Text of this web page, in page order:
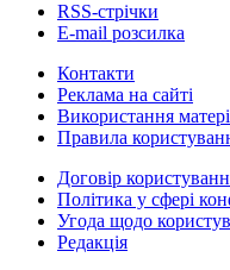
RSS-стрічки
E-mail розсилка
Контакти
Реклама на сайті
Використання
Правила
Договір
Політика у сфері
Угода щодо
Редакція